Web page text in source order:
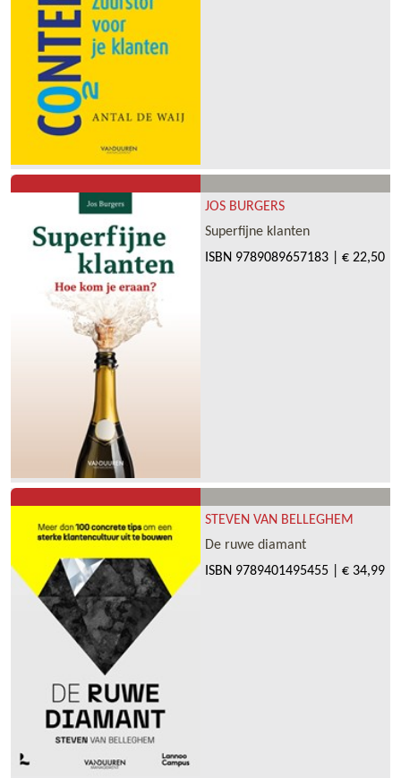
JOS BURGERS
Superfijne klanten
ISBN 9789089657183 € 22,50
STEVEN VAN BELLEGHEM
De ruwe diamant
ISBN 9789401495455 € 34,99